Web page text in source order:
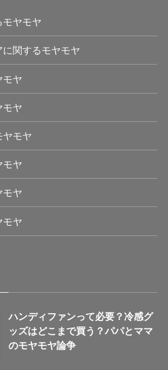
モヤモヤ
関するモヤモヤ
モヤ
モヤ
ヤモヤ
モヤ
モヤ
モヤ
ハンディファンって必要？冷感グ
ッズはどこまで買う？パパとママ
のモヤモヤ論争